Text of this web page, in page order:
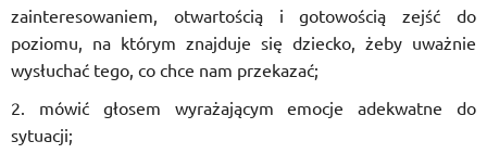
zainteresowaniem, otwartością i gotowością zejść do
poziomu, na którym znajduje się dziecko, żeby uważnie
wysłuchać tego, co chce nam przekazać;
mówić głosem wyrażającym emocje adekwatne do
sytuacji;